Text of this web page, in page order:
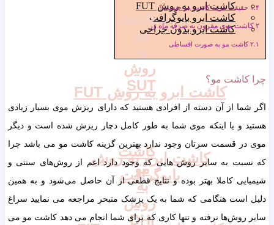
کاشت ابرو به روش FUT
کاشت ابرو بایوگرافت
کاشت ابرو بدون جراحی
کاشت ابرو به روش FUT
کاشت ابرو به روش
بایوگرافت
کاشت
مو
روش
SUT
کاشت
مو
به
روش
DHI
۱.۴ حقیقت هزینه کاشت مو چیست؟
۲ کاشت موی مقرون به صرفه ماه زر
۲.۱کاشت مو به صورت اقساطی
چرا کاشت مو؟
اگر شما از آن دسته از افرادی هستید که دارای ریزش موی بسیار زیادی
هستید و یا اینکه موی شما به طور کامل دچار ریزش شده است و دیگر
موی در قسمت سرتان وجود ندارد بهترین گزینه کاشت مو می باشد چرا
که نسبت به سایر روش هایی که وجود دارد اعم از روش‌های سنتی و
شیمیایی کاملا بهتر بوده و نتایج قطعی از آن حاصل می‌شود و به همین
دلیل است هنگامی که شما به یک پزشک متبحر مراجعه می نمایید سراغ
سایر روش‌ها نرفته و تنها کاری که برای شما انجام می دهد کاشت مو می